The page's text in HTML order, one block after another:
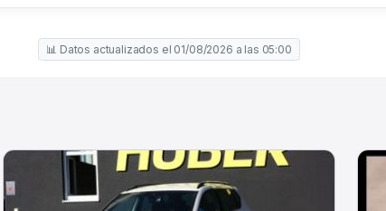
📊 Datos actualizados el 01/08/2026 a las 05:00